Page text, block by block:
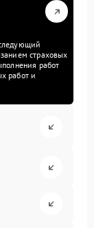
страховых
работ
работ и